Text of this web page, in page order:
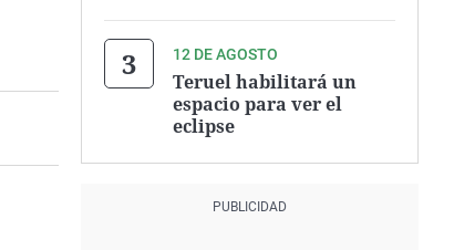
12 DE AGOSTO
Teruel habilitará un
espacio para ver el
eclipse